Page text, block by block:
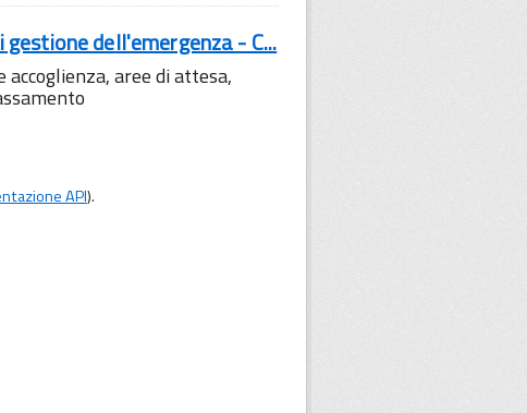
dell'emergenza - C...
aree di attesa,
API).